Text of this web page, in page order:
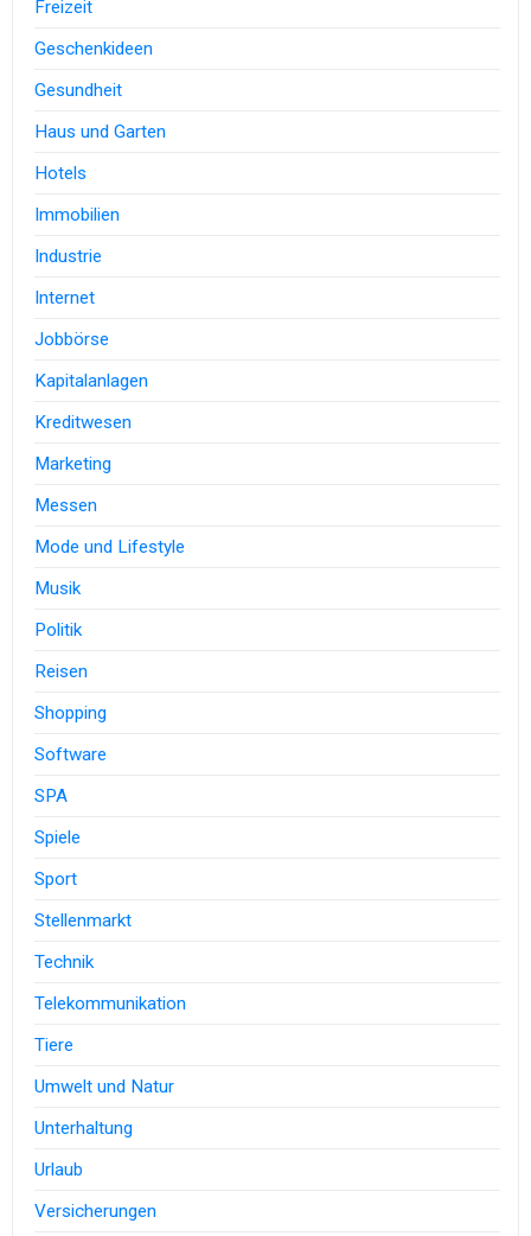
Freizeit
Geschenkideen
Gesundheit
Haus und Garten
Hotels
Immobilien
Industrie
Internet
Jobbörse
Kapitalanlagen
Kreditwesen
Marketing
Messen
Mode und Lifestyle
Musik
Politik
Reisen
Shopping
Software
SPA
Spiele
Sport
Stellenmarkt
Technik
Telekommunikation
Tiere
Umwelt und Natur
Unterhaltung
Urlaub
Versicherungen